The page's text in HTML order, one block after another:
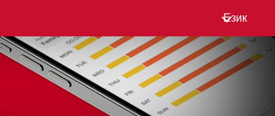
Език